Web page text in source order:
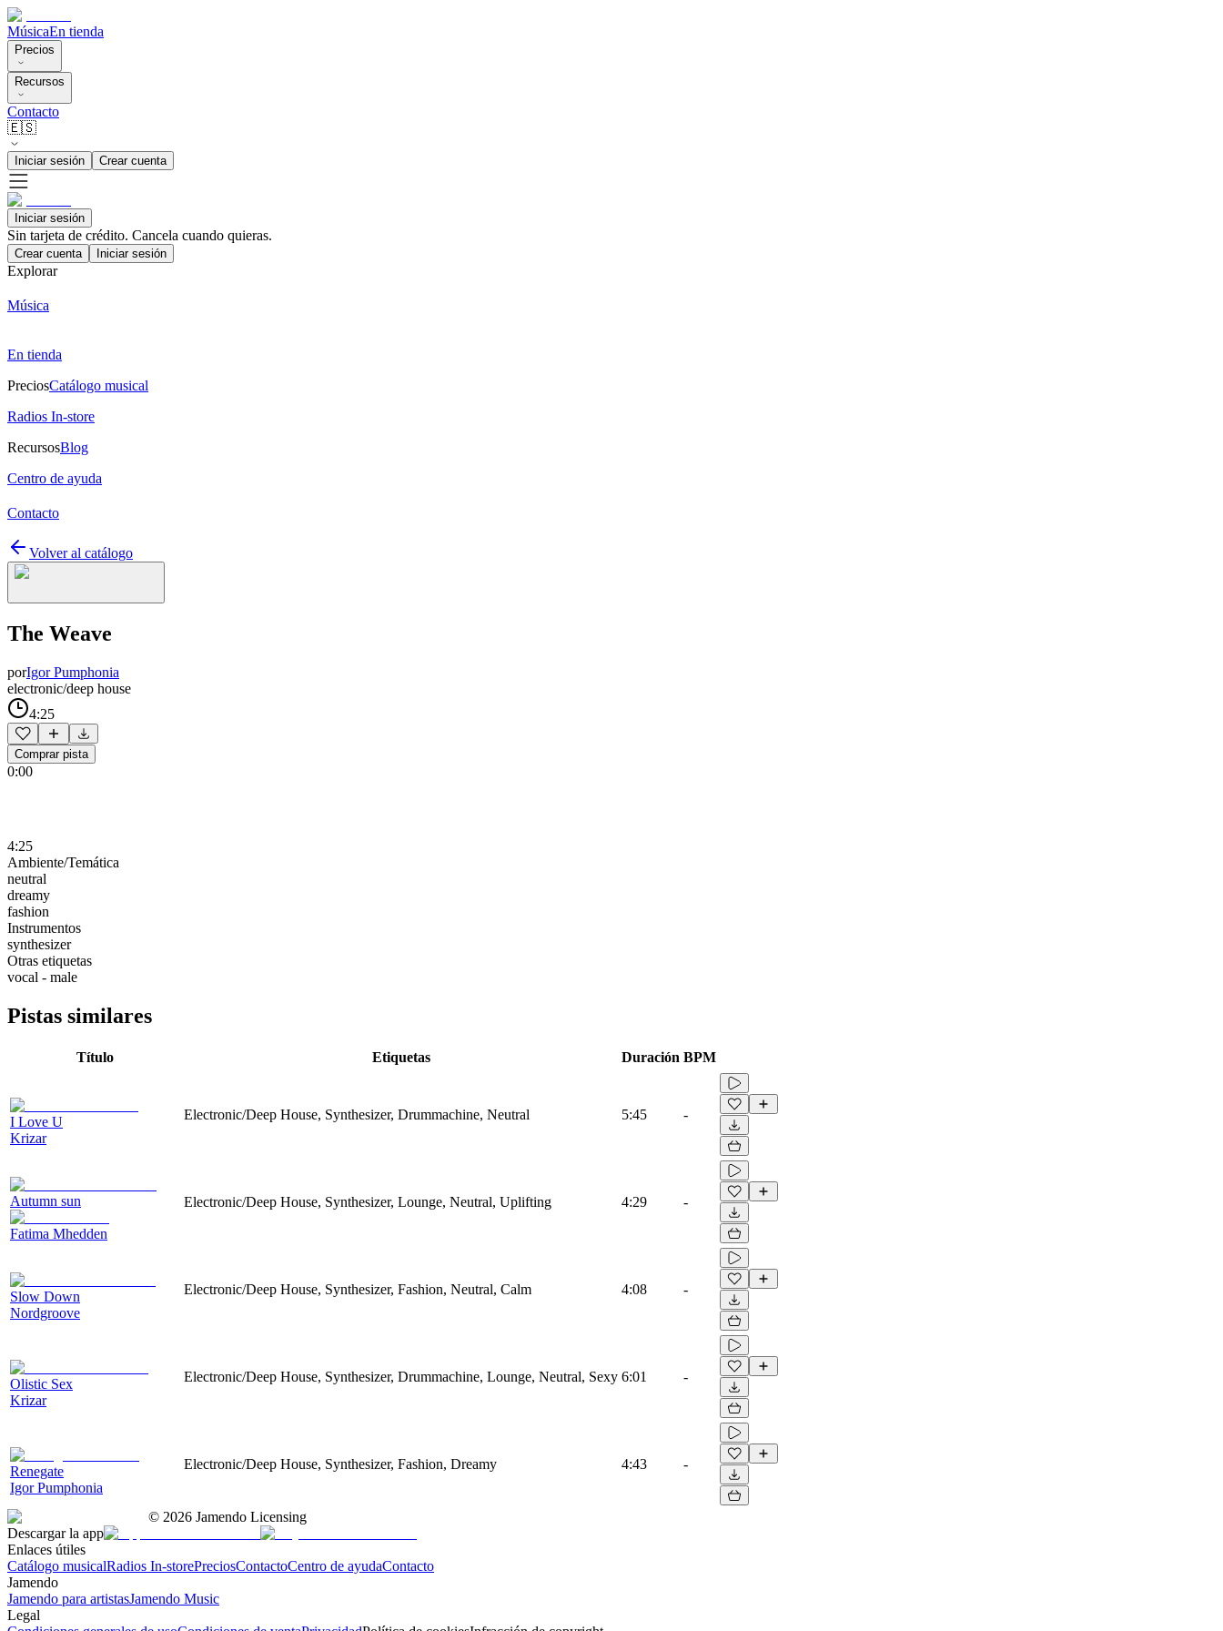
MúsicaEn tienda
Precios
Recursos
Contacto
🇪🇸
Iniciar sesión Crear cuenta
Iniciar sesión
Sin tarjeta de crédito. Cancela cuando quieras.
Crear cuenta Iniciar sesión
Explorar
Música
En tienda
PreciosCatálogo musical
Radios In-store
RecursosBlog
Centro de ayuda
Contacto
Volver al catálogo
The Weave
porIgor Pumphonia
electronic/deep house
4:25
Comprar pista
0:00
4:25
Ambiente/Temática
neutral
dreamy
fashion
Instrumentos
synthesizer
Otras etiquetas
vocal - male
Pistas similares
Título Etiquetas Duración BPM
I Love U
Krizar
Electronic/Deep House, Synthesizer, Drummachine, Neutral 5:45 -
Autumn sun
Fatima Mhedden
Electronic/Deep House, Synthesizer, Lounge, Neutral, Uplifting 4:29 -
Slow Down
Nordgroove
Electronic/Deep House, Synthesizer, Fashion, Neutral, Calm 4:08 -
Olistic Sex
Krizar
Electronic/Deep House, Synthesizer, Drummachine, Lounge, Neutral, Sexy 6:01 -
Renegate
Igor Pumphonia
Electronic/Deep House, Synthesizer, Fashion, Dreamy 4:43 -
© 2026 Jamendo Licensing
Descargar la app
Enlaces útiles
Catálogo musicalRadios In-storePreciosContactoCentro de ayudaContacto
Jamendo
Jamendo para artistasJamendo Music
Legal